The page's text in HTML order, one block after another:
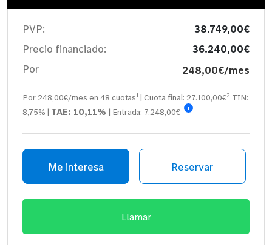
PVP:
38.749,00€
Precio financiado:
36.240,00€
Por
248,00€/mes
Por 248,00€/mes en 48 cuotas1 | Cuota final:27.100,00€2 TIN:
8,75% | TAE: 10,11% | Entrada: 7.248,00€ i
Me interesa Reservar
Llamar